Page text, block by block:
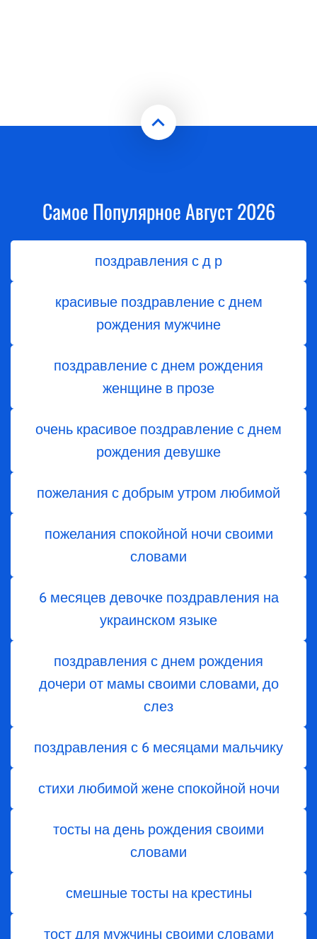
Самое Популярное Август 2026
поздравления с д р
красивые поздравление с днем
рождения мужчине
поздравление с днем рождения
женщине в прозе
очень красивое поздравление с днем
рождения девушке
пожелания с добрым утром любимой
пожелания спокойной ночи своими
словами
6 месяцев девочке поздравления на
украинском языке
поздравления с днем ​​рождения
дочери от мамы своими словами, до
слез
поздравления с 6 месяцами мальчику
стихи любимой жене спокойной ночи
тосты на день рождения своими
словами
смешные тосты на крестины
тост для мужчины своими словами